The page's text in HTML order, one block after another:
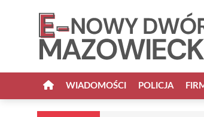
WIADOMOŚCI POLICJA